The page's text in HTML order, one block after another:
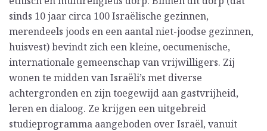
sinds 10 jaar circa 100 Israëlische gezinnen,
merendeels joods en een aantal niet-joodse gezinnen,
huisvest) bevindt zich een kleine, oecumenische,
internationale gemeenschap van vrijwilligers. Zij
wonen te midden van Israëli’s met diverse
achtergronden en zijn toegewijd aan gastvrijheid,
leren en dialoog. Ze krijgen een uitgebreid
studieprogramma aangeboden over Israël, vanuit